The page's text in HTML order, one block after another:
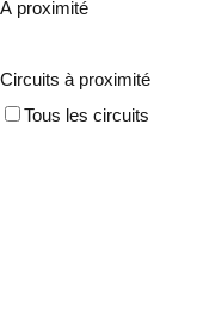
À proximité
Circuits à proximité
Tous les circuits